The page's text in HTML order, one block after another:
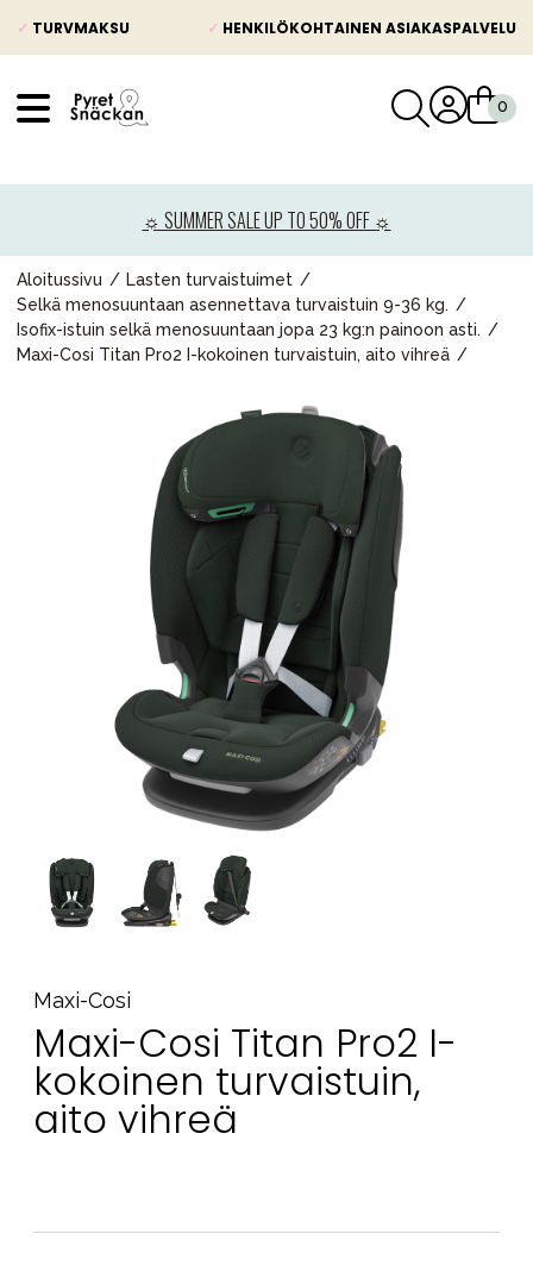
✓ TURVMAKSU ✓ HENKILÖKOHTAINEN ASIAKASPALVELU
☼ SUMMER SALE UP TO 50% OFF ☼
Aloitussivu
Lasten turvaistuimet
Selkä menosuuntaan asennettava turvaistuin 9-36 kg.
Isofix-istuin selkä menosuuntaan jopa 23 kg:n painoon asti.
Maxi-Cosi Titan Pro2 I-kokoinen turvaistuin, aito vihreä
Maxi-Cosi
Maxi-Cosi Titan Pro2 I-
kokoinen turvaistuin,
aito vihreä
Lastenvaunut
Lasten turvaistuimet
Vauvan paketti
Lapsi & vauva
Lelut ja pelit
Huonekalut & vuodevaatteet
Tarvikkeet
Varaosat
Kampanjat
Lahjavinkkejä
Suosikit
Tavaramerkit
Aurinko ja uinti
Ota meihin yhteyttä osoitteessa